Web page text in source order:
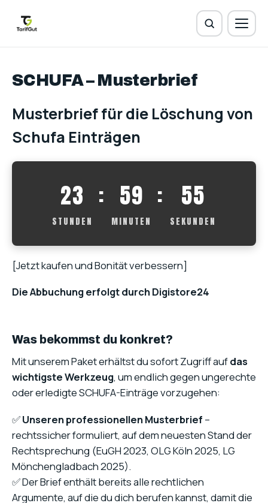
SCHUFA – Musterbrief
Musterbrief für die Löschung von
Schufa Einträgen
23
STUNDEN
: 59
MINUTEN
: 55
SEKUNDEN
[Jetzt kaufen und Bonität verbessern]
Die Abbuchung erfolgt durch Digistore24
Was bekommst du konkret?
Mit unserem Paket erhältst du sofort Zugriff aufdas
wichtigste Werkzeug, um endlich gegen ungerechte
oder erledigte SCHUFA-Einträge vorzugehen:
✅Unseren professionellen Musterbrief –
rechtssicher formuliert, auf dem neuesten Stand der
Rechtsprechung (EuGH 2023, OLG Köln 2025, LG
Mönchengladbach 2025).
✅ Der Brief enthält bereits alle rechtlichen
Argumente, auf die du dich berufen kannst, damit die